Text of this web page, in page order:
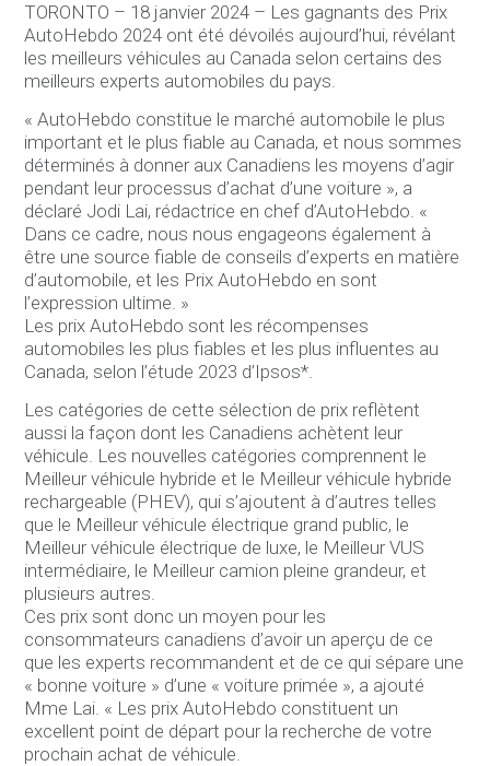
TORONTO – 18 janvier 2024 – Les gagnants des Prix
AutoHebdo 2024 ont été dévoilés aujourd’hui, révélant
les meilleurs véhicules au Canada selon certains des
meilleurs experts automobiles du pays.
« AutoHebdo constitue le marché automobile le plus
important et le plus fiable au Canada, et nous sommes
déterminés à donner aux Canadiens les moyens d’agir
pendant leur processus d’achat d’une voiture », a
déclaré Jodi Lai, rédactrice en chef d’AutoHebdo. «
Dans ce cadre, nous nous engageons également à
être une source fiable de conseils d’experts en matière
d’automobile, et les Prix AutoHebdo en sont
l’expression ultime. »
Les prix AutoHebdo sont les récompenses
automobiles les plus fiables et les plus influentes au
Canada, selon l’étude 2023 d’Ipsos*.
Les catégories de cette sélection de prix reflètent
aussi la façon dont les Canadiens achètent leur
véhicule. Les nouvelles catégories comprennent le
Meilleur véhicule hybride et le Meilleur véhicule hybride
rechargeable (PHEV), qui s’ajoutent à d’autres telles
que le Meilleur véhicule électrique grand public, le
Meilleur véhicule électrique de luxe, le Meilleur VUS
intermédiaire, le Meilleur camion pleine grandeur, et
plusieurs autres.
Ces prix sont donc un moyen pour les
consommateurs canadiens d’avoir un aperçu de ce
que les experts recommandent et de ce qui sépare une
« bonne voiture » d’une « voiture primée », a ajouté
Mme Lai. « Les prix AutoHebdo constituent un
excellent point de départ pour la recherche de votre
prochain achat de véhicule.